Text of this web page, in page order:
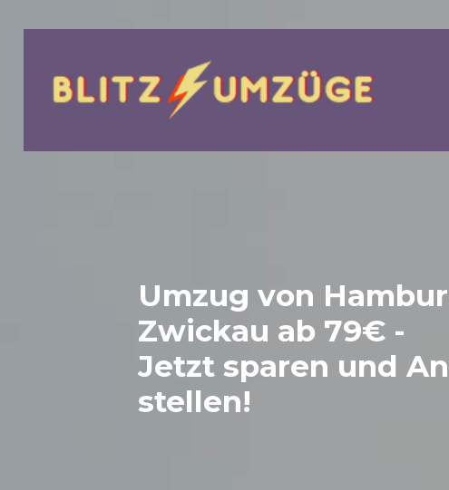
Umzug von
Zwickau ab 79€ -
Jetzt sparen und
stellen!